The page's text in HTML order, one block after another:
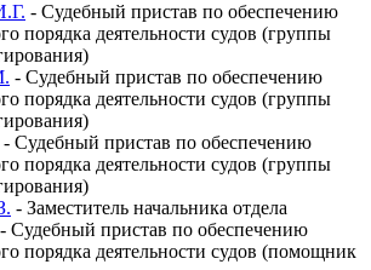
- Судебный пристав по обеспечению
порядка деятельности судов (группы
- Судебный пристав по обеспечению
порядка деятельности судов (группы
- Судебный пристав по обеспечению
порядка деятельности судов (группы
- Заместитель начальника отдела
- Судебный пристав по обеспечению
порядка деятельности судов (помощник